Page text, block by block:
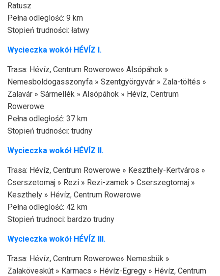
Ratusz
Pełna odleglość: 9 km
Stopień trudności: łatwy
Wycieczka wokół HÉVÍZ I.
Trasa: Hévíz, Centrum Rowerowe» Alsópáhok »
Nemesboldogasszonyfa » Szentgyörgyvár » Zala-töltés »
Zalavár » Sármellék » Alsópáhok » Hévíz, Centrum
Rowerowe
Pełna odległość: 37 km
Stopień trudności: trudny
Wycieczka wokół HÉVÍZ II.
Trasa: Hévíz, Centrum Rowerowe » Keszthely-Kertváros »
Cserszetomaj » Rezi » Rezi-zamek » Cserszegtomaj »
Keszthely » Hévíz, Centrum Rowerowe
Pełna odleglość: 42 km
Stopień trudnoci: bardzo trudny
Wycieczka wokół HÉVÍZ III.
Trasa: Hévíz, Centrum Rowerowe» Nemesbük »
Zalaköveskút » Karmacs » Hévíz-Egregy » Hévíz, Centrum